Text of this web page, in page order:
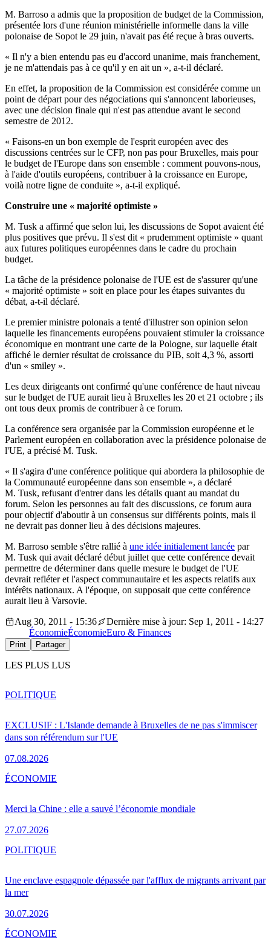
M. Barroso a admis que la proposition de budget de la Commission,
présentée lors d'une réunion ministérielle informelle dans la ville
polonaise de Sopot le 29 juin, n'avait pas été reçue à bras ouverts.
« Il n'y a bien entendu pas eu d'accord unanime, mais franchement,
je ne m'attendais pas à ce qu'il y en ait un », a-t-il déclaré.
En effet, la proposition de la Commission est considérée comme un
point de départ pour des négociations qui s'annoncent laborieuses,
avec une décision finale qui n'est pas attendue avant le second
semestre de 2012.
« Faisons-en un bon exemple de l'esprit européen avec des
discussions centrées sur le CFP, non pas pour Bruxelles, mais pour
le budget de l'Europe dans son ensemble : comment pouvons-nous,
à l'aide d'outils européens, contribuer à la croissance en Europe,
voilà notre ligne de conduite », a-t-il expliqué.
Construire une « majorité optimiste »
M. Tusk a affirmé que selon lui, les discussions de Sopot avaient été
plus positives que prévu. Il s'est dit « prudemment optimiste » quant
aux futures politiques européennes dans le cadre du prochain
budget.
La tâche de la présidence polonaise de l'UE est de s'assurer qu'une
« majorité optimiste » soit en place pour les étapes suivantes du
débat, a-t-il déclaré.
Le premier ministre polonais a tenté d'illustrer son opinion selon
laquelle les financements européens pouvaient stimuler la croissance
économique en montrant une carte de la Pologne, sur laquelle était
affiché le dernier résultat de croissance du PIB, soit 4,3 %, assorti
d'un « smiley ».
Les deux dirigeants ont confirmé qu'une conférence de haut niveau
sur le budget de l'UE aurait lieu à Bruxelles les 20 et 21 octobre ; ils
ont tous deux promis de contribuer à ce forum.
La conférence sera organisée par la Commission européenne et le
Parlement européen en collaboration avec la présidence polonaise de
l'UE, a précisé M. Tusk.
« Il s'agira d'une conférence politique qui abordera la philosophie de
la Communauté européenne dans son ensemble », a déclaré
M. Tusk, refusant d'entrer dans les détails quant au mandat du
forum. Selon les personnes au fait des discussions, ce forum aura
pour objectif d'aboutir à un consensus sur différents points, mais il
ne devrait pas donner lieu à des décisions majeures.
M. Barroso semble s'être rallié à une idée initialement lancée par
M. Tusk qui avait déclaré début juillet que cette conférence devait
permettre de déterminer dans quelle mesure le budget de l'UE
devrait refléter et l'aspect communautaire et les aspects relatifs aux
intérêts nationaux. A l'époque, on supposait que cette conférence
aurait lieu à Varsovie.
Aug 30, 2011 - 15:36
Dernière mise à jour: Sep 1, 2011 - 14:27
ÉconomieÉconomieEuro & Finances
Print Partager
LES PLUS LUS
EXCLUSIF : L'Islande demande à Bruxelles de ne pas s'immiscer
dans son référendum sur l'UE
07.08.2026
POLITIQUE
Merci la Chine : elle a sauvé l’économie mondiale
27.07.2026
ÉCONOMIE
Une enclave espagnole dépassée par l'afflux de migrants arrivant par
la mer
30.07.2026
POLITIQUE
ÉCONOMIE